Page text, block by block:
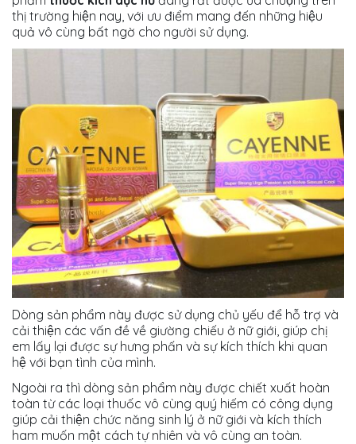
thị trường hiện nay, với ưu điểm mang đến những hiệu
quả vô cùng bất ngờ cho người sử dụng.
Dòng sản phẩm này được sử dụng chủ yếu để hỗ trợ và
cải thiện các vấn đề về giường chiếu ở nữ giới, giúp chị
em lấy lại được sự hưng phấn và sự kích thích khi quan
hệ với bạn tình của mình.
Ngoài ra thì dòng sản phẩm này được chiết xuất hoàn
toàn từ các loại thuốc vô cùng quý hiếm có công dụng
giúp cải thiện chức năng sinh lý ở nữ giới và kích thích
ham muốn một cách tự nhiên và vô cùng an toàn.